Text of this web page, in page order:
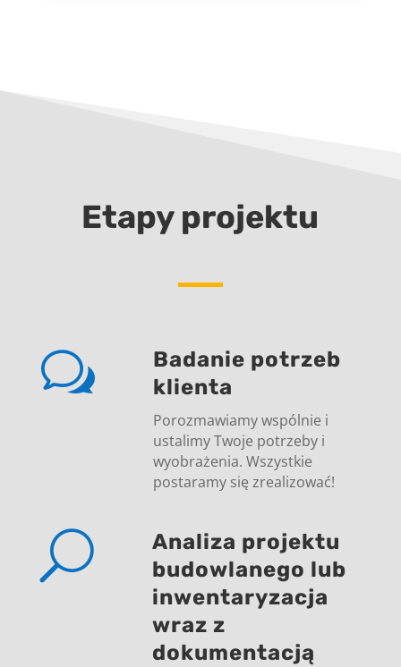
Etapy projektu
w
Badanie potrzeb
klienta
Porozmawiamy wspólnie i
ustalimy Twoje potrzeby i
wyobrażenia. Wszystkie
postaramy się zrealizować!
U
Analiza projektu
budowlanego lub
inwentaryzacja
wraz z
dokumentacją